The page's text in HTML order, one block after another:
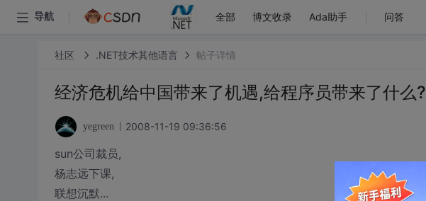
导航 全部 博文收录 Ada助手 问答
社区 .NET技术其他语言 帖子详情
经济危机给中国带来了机遇,给程序员带来了什么?
yegreen 2008-11-19 09:36:56
sun公司裁员,
杨志远下课,
联想沉默...